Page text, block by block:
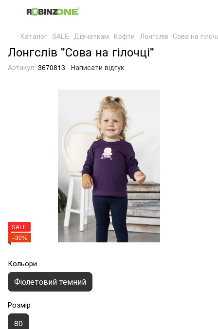
Каталог SALE Дівчаткам Кофти Лонгслів "Сова на
Лонгслів "Сова на гілочці"
Артикул: 3670813 Написати відгук
SALE
−30%
Кольори
Фіолетовий темний
Розмір
80